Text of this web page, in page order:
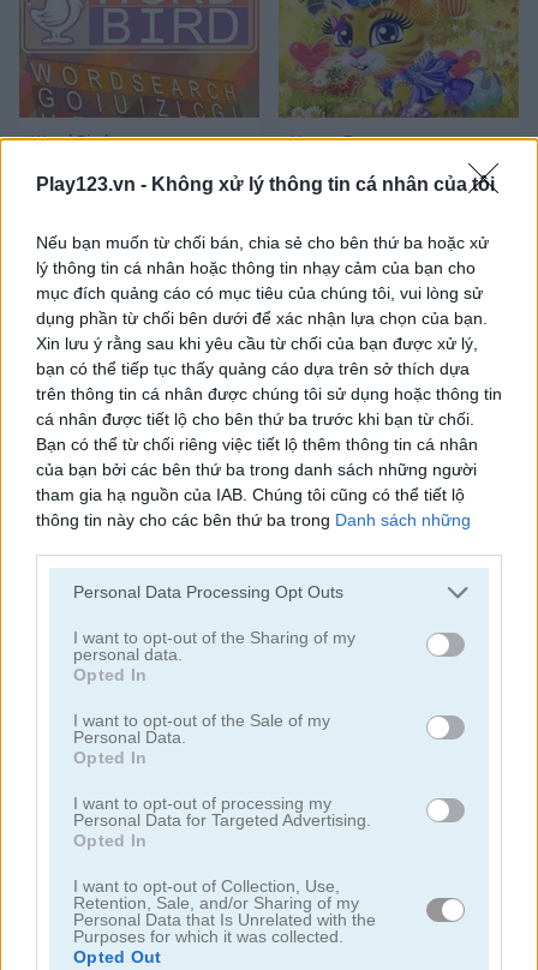
Play123.vn - Không xử lý thông tin cá nhân của tôi
Nếu bạn muốn từ chối bán, chia sẻ cho bên thứ ba hoặc xử
lý thông tin cá nhân hoặc thông tin nhạy cảm của bạn cho
mục đích quảng cáo có mục tiêu của chúng tôi, vui lòng sử
dụng phần từ chối bên dưới để xác nhận lựa chọn của bạn.
Xin lưu ý rằng sau khi yêu cầu từ chối của bạn được xử lý,
bạn có thể tiếp tục thấy quảng cáo dựa trên sở thích dựa
trên thông tin cá nhân được chúng tôi sử dụng hoặc thông tin
cá nhân được tiết lộ cho bên thứ ba trước khi bạn từ chối.
Bạn có thể từ chối riêng việc tiết lộ thêm thông tin cá nhân
của bạn bởi các bên thứ ba trong danh sách những người
tham gia hạ nguồn của IAB. Chúng tôi cũng có thể tiết lộ
thông tin này cho các bên thứ ba trong Danh sách những
lộ thêm thông tin này cho các bên thứ ba khác.
services and may gather and store information including but
not limited to your visit or usage behaviour. You may click to
grant or deny consent to Google and its third-party tags to
use your data for below specified purposes in below Google
consent section.
Personal Data Processing Opt Outs
I want to opt-out of the Sharing of my
personal data.
Opted In
I want to opt-out of the Sale of my
Personal Data.
Opted In
I want to opt-out of processing my
Personal Data for Targeted Advertising.
Opted In
I want to opt-out of Collection, Use,
Retention, Sale, and/or Sharing of my
Personal Data that Is Unrelated with the
Purposes for which it was collected.
Opted Out
Word Bird Happy Bunny
Happy Dog Happy Cat
Danh mục liên quan
chim
thỏ
mèo
khủng long
chó
cá heo
vịt